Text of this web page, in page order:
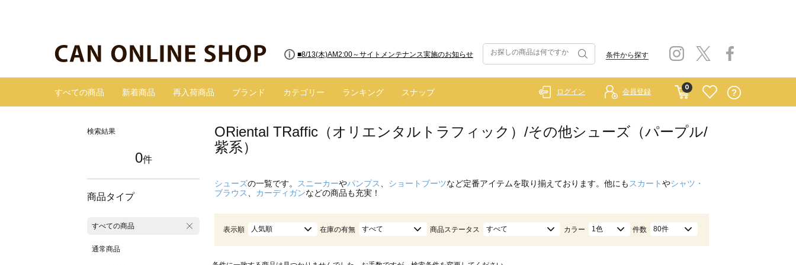
■8/13(木)AM2:00～サイトメンテナンス実施のお知らせ 条件から探す
すべての商品 新着商品 再入荷商品 ブランド カテゴリー ランキング スナップ
0
ログイン 会員登録
検索結果
0件
商品タイプ
すべての商品
通常商品
ORiental TRaffic（オリエンタルトラフィック）/その他シューズ（パープル/
紫系）
シューズの一覧です。 スニーカーやパンプス ショートブーツなど定番アイテムを取り揃えております。他にも スカートやシャツ・
ブラウス
カーディガンなどの商品も充実！
表示順 人気順 在庫の有無 すべて 商品ステータス すべて カラー 1色 件数 80件